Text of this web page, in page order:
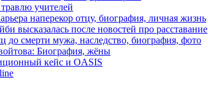
учителей
наперекор отцу, биография, личная жизнь
высказалась после новостей про расставание
до смерти мужа, наследство, биография, фото
Биография, жёны
кейс и OASIS